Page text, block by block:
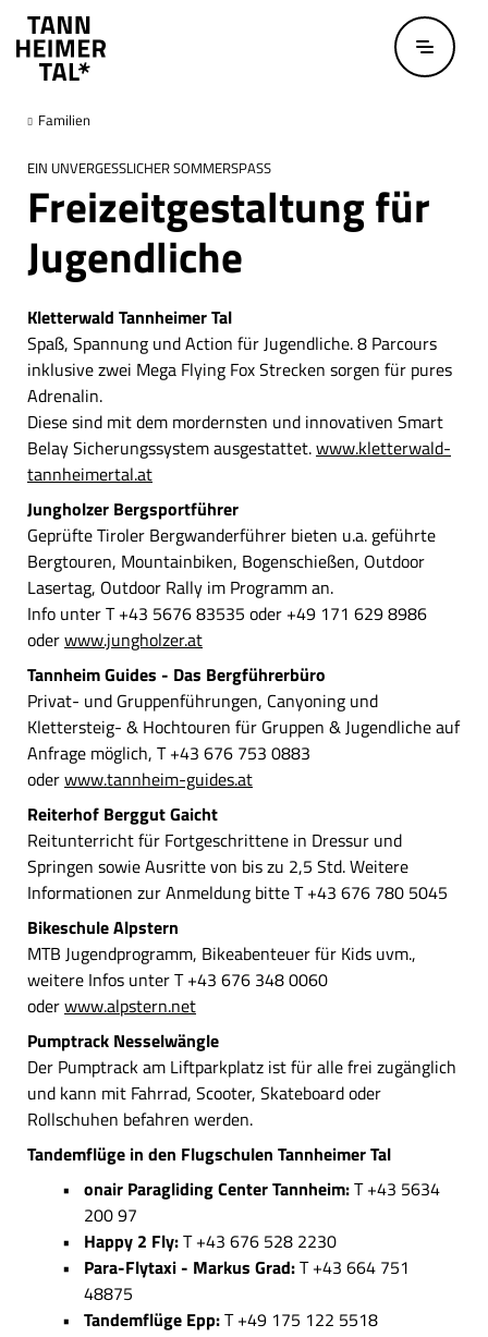
Familien
EIN UNVERGESSLICHER SOMMERSPASS
Freizeitgestaltung für
Jugendliche
Kletterwald Tannheimer Tal
Spaß, Spannung und Action für Jugendliche.8 Parcours
inklusive zwei Mega Flying Fox Strecken sorgen für pures
Adrenalin.
Diese sind mit dem mordernsten und innovativen Smart
Belay Sicherungssystem ausgestattet.www.kletterwald-
tannheimertal.at
Jungholzer Bergsportführer
Geprüfte Tiroler Bergwanderführer bieten u.a. geführte
Bergtouren, Mountainbiken, Bogenschießen, Outdoor
Lasertag, Outdoor Rally im Programm an.
Info unter T +43 5676 83535 oder +49 171 629 8986
oderwww.jungholzer.at
Tannheim Guides - Das Bergführerbüro
Privat- und Gruppenführungen, Canyoning und
Klettersteig- & Hochtouren für Gruppen & Jugendliche auf
Anfrage möglich, T +43 676 753 0883
oderwww.tannheim-guides.at
Reiterhof Berggut Gaicht
Reitunterricht für Fortgeschrittene in Dressur und
Springen sowie Ausritte von bis zu 2,5 Std. Weitere
Informationen zur Anmeldung bitte T +43 676 780 5045
Bikeschule Alpstern
MTB Jugendprogramm, Bikeabenteuer für Kids uvm.,
weitere Infos unter T +43 676 348 0060
oderwww.alpstern.net
Pumptrack Nesselwängle
Der Pumptrack am Liftparkplatz ist für alle frei zugänglich
und kann mit Fahrrad, Scooter, Skateboard oder
Rollschuhen befahren werden.
Tandemflüge in den Flugschulen Tannheimer Tal
onair Paragliding Center Tannheim:T +43 5634
200 97
Happy 2 Fly:T +43 676 528 2230
Para-Flytaxi - Markus Grad:T +43 664 751
48875
Tandemflüge Epp:T +49 175 122 5518